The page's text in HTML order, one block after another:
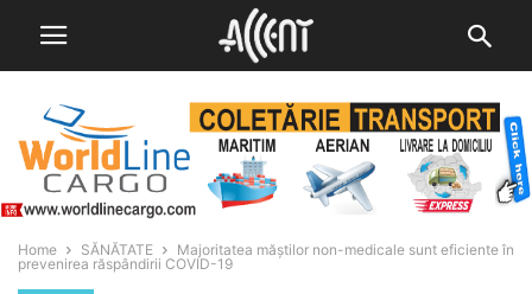
Home SĂNĂTATE
Majoritatea măștilor non-medicale sunt eficiente în
prevenirea răspândirii COVID-19